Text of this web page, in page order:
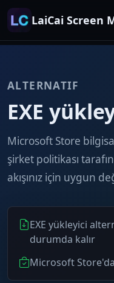
LaiCai Screen
ALTERNATIF
EXE
Microsoft Store
şirket politikası
akışınız için uygun
EXE yükleyici
durumda kalır
Microsoft